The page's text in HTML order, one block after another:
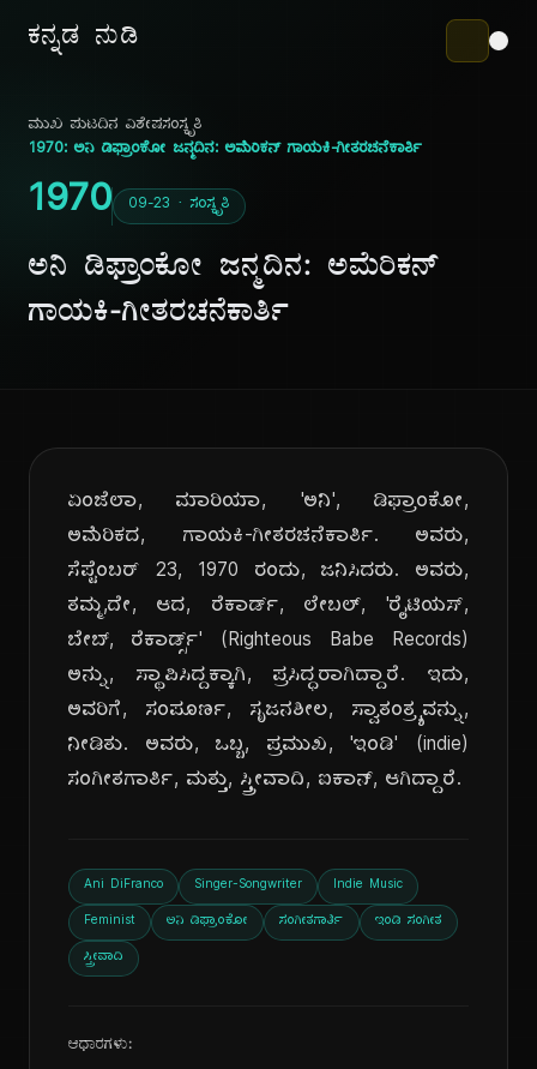
ಕನ್ನಡ ನುಡಿ
ಮುಖ ಪುಟದಿನ ವಿಶೇಷಸಂಸ್ಕೃತಿ
1970: ಅನಿ ಡಿಫ್ರಾಂಕೋ ಜನ್ಮದಿನ: ಅಮೆರಿಕನ್ ಗಾಯಕಿ-ಗೀತರಚನೆಕಾರ್ತಿ
1970 09-23 · ಸಂಸ್ಕೃತಿ
ಅನಿ ಡಿಫ್ರಾಂಕೋ ಜನ್ಮದಿನ: ಅಮೆರಿಕನ್
ಗಾಯಕಿ-ಗೀತರಚನೆಕಾರ್ತಿ
ಏಂಜೆಲಾ, ಮಾರಿಯಾ, 'ಅನಿ', ಡಿಫ್ರಾಂಕೋ,
ಅಮೆರಿಕದ, ಗಾಯಕಿ-ಗೀತರಚನೆಕಾರ್ತಿ. ಅವರು,
ಸೆಪ್ಟೆಂಬರ್ 23, 1970 ರಂದು, ಜನಿಸಿದರು. ಅವರು,
ತಮ್ಮ,ದೇ, ಆದ, ರೆಕಾರ್ಡ್, ಲೇಬಲ್, 'ರೈಟಿಯಸ್,
ಬೇಬ್, ರೆಕಾರ್ಡ್ಸ್' (Righteous Babe Records)
ಅನ್ನು, ಸ್ಥಾಪಿಸಿದ್ದಕ್ಕಾಗಿ, ಪ್ರಸಿದ್ಧರಾಗಿದ್ದಾರೆ. ಇದು,
ಅವರಿಗೆ, ಸಂಪೂರ್ಣ, ಸೃಜನಶೀಲ, ಸ್ವಾತಂತ್ರ್ಯವನ್ನು,
ನೀಡಿತು. ಅವರು, ಒಬ್ಬ, ಪ್ರಮುಖ, 'ಇಂಡಿ' (indie)
ಸಂಗೀತಗಾರ್ತಿ, ಮತ್ತು, ಸ್ತ್ರೀವಾದಿ, ಐಕಾನ್, ಆಗಿದ್ದಾರೆ.
Ani DiFranco Singer-Songwriter Indie Music
Feminist ಅನಿ ಡಿಫ್ರಾಂಕೋ ಸಂಗೀತಗಾರ್ತಿ ಇಂಡಿ ಸಂಗೀತ
ಸ್ತ್ರೀವಾದಿ
ಆಧಾರಗಳು: